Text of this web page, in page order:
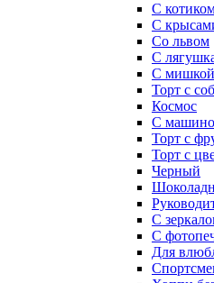
С
С
Со львом
С
С мишкой
Торт с
Космос
С
Торт с
Торт с
Черный
С
С
Для